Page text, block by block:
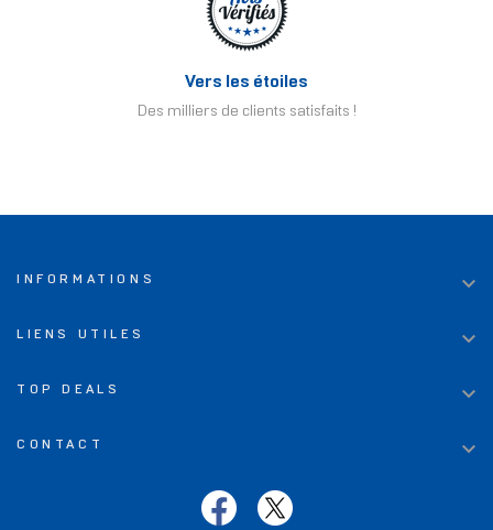
Vers les étoiles
Des milliers de clients satisfaits !
INFORMATIONS 
LIENS UTILES 
TOP DEALS 
CONTACT 